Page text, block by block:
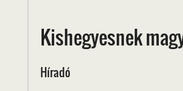
Kishegyesnek
Híradó